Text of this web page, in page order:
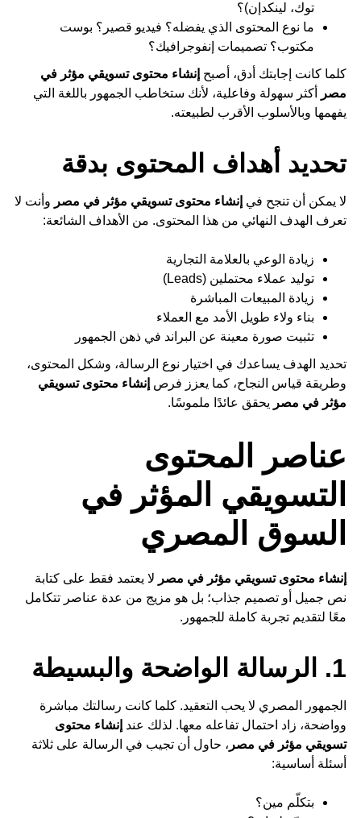
توك، لينكدإن)؟
ما نوع المحتوى الذي يفضله؟ فيديو قصير؟ بوست
مكتوب؟ تصميمات إنفوجرافيك؟
كلما كانت إجابتك أدق، أصبح إنشاء محتوى تسويقي مؤثر في
مصر
أكثر سهولة وفاعلية، لأنك ستخاطب الجمهور باللغة التي
يفهمها وبالأسلوب الأقرب لطبيعته.
تحديد أهداف المحتوى بدقة
لا يمكن أن تنجح في إنشاء محتوى تسويقي مؤثر في مصر وأنت لا
تعرف الهدف النهائي من هذا المحتوى. من الأهداف الشائعة:
زيادة الوعي بالعلامة التجارية
توليد عملاء محتملين (Leads)
زيادة المبيعات المباشرة
بناء ولاء طويل الأمد مع العملاء
تثبيت صورة معينة عن البراند في ذهن الجمهور
تحديد الهدف يساعدك في اختيار نوع الرسالة، وشكل المحتوى،
وطريقة قياس النجاح، كما يعزز فرص إنشاء محتوى تسويقي
مؤثر في مصر يحقق عائدًا ملموسًا.
عناصر المحتوى
التسويقي المؤثر في
السوق المصري
إنشاء محتوى تسويقي مؤثر في مصر لا يعتمد فقط على كتابة
نص جميل أو تصميم جذاب؛ بل هو مزيج من عدة عناصر تتكامل
معًا لتقديم تجربة كاملة للجمهور.
1. الرسالة الواضحة والبسيطة
الجمهور المصري لا يحب التعقيد. كلما كانت رسالتك مباشرة
وواضحة، زاد احتمال تفاعله معها. لذلك عند إنشاء محتوى
تسويقي مؤثر في مصر ، حاول أن تجيب في الرسالة على ثلاثة
أسئلة أساسية:
بتكلّم مين؟